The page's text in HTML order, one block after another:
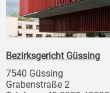
Bezirksgericht Güssing
7540 Güssing
Grabenstraße 2